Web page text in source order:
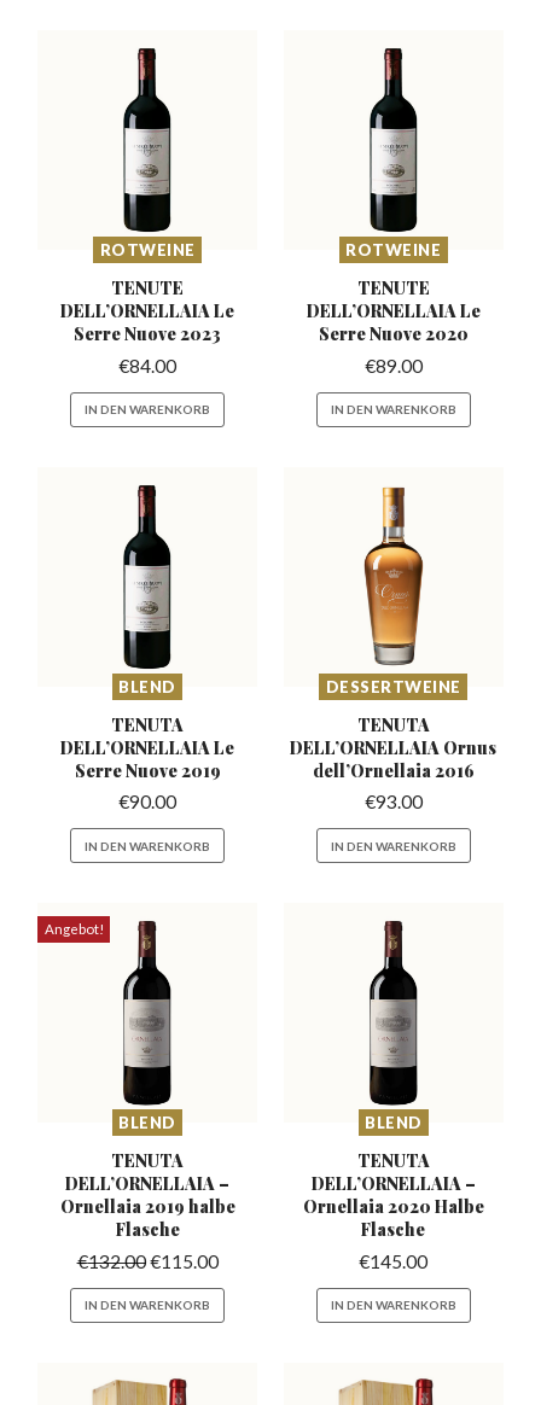
ROTWEINE
TENUTE
DELL’ORNELLAIALe
Serre Nuove 2023
€84.00
IN DEN WARENKORB
ROTWEINE
TENUTE
DELL’ORNELLAIA Le
Serre Nuove 2020
€89.00
IN DEN WARENKORB
BLEND
TENUTA
DELL’ORNELLAIALe
Serre Nuove 2019
€90.00
IN DEN WARENKORB
DESSERTWEINE
TENUTA
DELL’ORNELLAIA Ornus
dell’Ornellaia 2016
€93.00
IN DEN WARENKORB
Angebot!
BLEND
TENUTA
DELL’ORNELLAIA –
Ornellaia 2019 halbe
Flasche
€132.00€115.00
IN DEN WARENKORB
BLEND
TENUTA
DELL’ORNELLAIA –
Ornellaia 2020 Halbe
Flasche
€145.00
IN DEN WARENKORB